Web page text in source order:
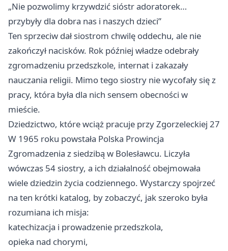
„Nie pozwolimy krzywdzić sióstr adoratorek…
przybyły dla dobra nas i naszych dzieci”
Ten sprzeciw dał siostrom chwilę oddechu, ale nie
zakończył nacisków. Rok później władze odebrały
zgromadzeniu przedszkole, internat i zakazały
nauczania religii. Mimo tego siostry nie wycofały się z
pracy, która była dla nich sensem obecności w
mieście.
Dziedzictwo, które wciąż pracuje przy Zgorzeleckiej 27
W 1965 roku powstała Polska Prowincja
Zgromadzenia z siedzibą w Bolesławcu. Liczyła
wówczas 54 siostry, a ich działalność obejmowała
wiele dziedzin życia codziennego. Wystarczy spojrzeć
na ten krótki katalog, by zobaczyć, jak szeroko była
rozumiana ich misja:
katechizacja i prowadzenie przedszkola,
opieka nad chorymi,